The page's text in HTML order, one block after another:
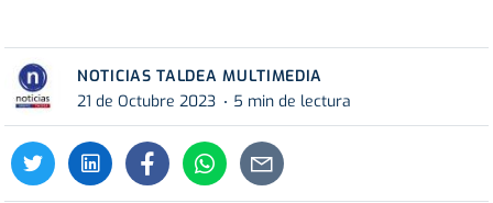
NOTICIAS TALDEA MULTIMEDIA
21 de Octubre 2023
5 min de lectura